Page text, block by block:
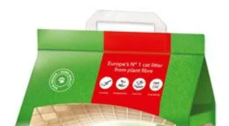
Klinika Veterix
777 319 516 (Po–Pá, 9–19h; So–Ne, 9–14h)
info@veterix.cz
E-shop Veterix